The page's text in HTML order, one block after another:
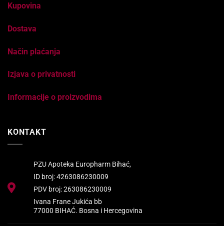
Kupovina
Dostava
Način plaćanja
Izjava o privatnosti
Informacije o proizvodima
KONTAKT
PZU Apoteka Europharm Bihać,
ID broj: 4263086230009
PDV broj: 263086230009
Ivana Frane Jukića bb
77000 BIHAĆ. Bosna i Hercegovina